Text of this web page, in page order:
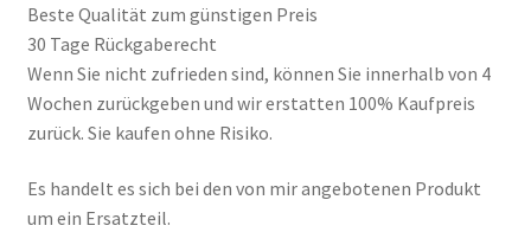
Beste Qualität zum günstigen Preis
30 Tage Rückgaberecht
Wenn Sie nicht zufrieden sind, können Sie innerhalb von 4
Wochen zurückgeben und wir erstatten 100% Kaufpreis
zurück. Sie kaufen ohne Risiko.
Es handelt es sich bei den von mir angebotenen Produkt
um ein Ersatzteil.